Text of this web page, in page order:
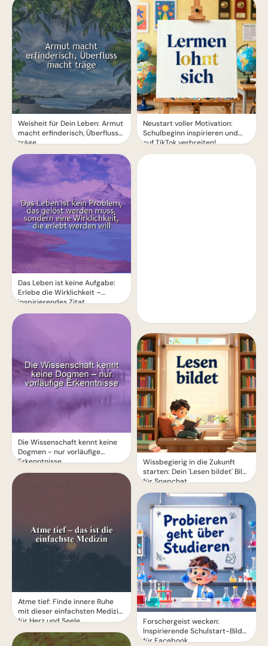
Weisheit für Dein Leben: Armut
macht erfinderisch, Überfluss
träge
Das Leben ist keine Aufgabe:
Erlebe die Wirklichkeit –
inspirierendes Zitat
Die Wissenschaft kennt keine
Dogmen - nur vorläufige
Erkenntnisse
Atme tief: Finde innere Ruhe
mit dieser einfachsten Medizin
für Herz und Seele
Neustart voller Motivation:
Schulbeginn inspirieren und
auf TikTok verbreiten!
Wissbegierig in die Zukunft
starten: Dein 'Lesen bildet' Bild
für Snapchat
Forschergeist wecken:
Inspirierende Schulstart-Bilder
für Facebook